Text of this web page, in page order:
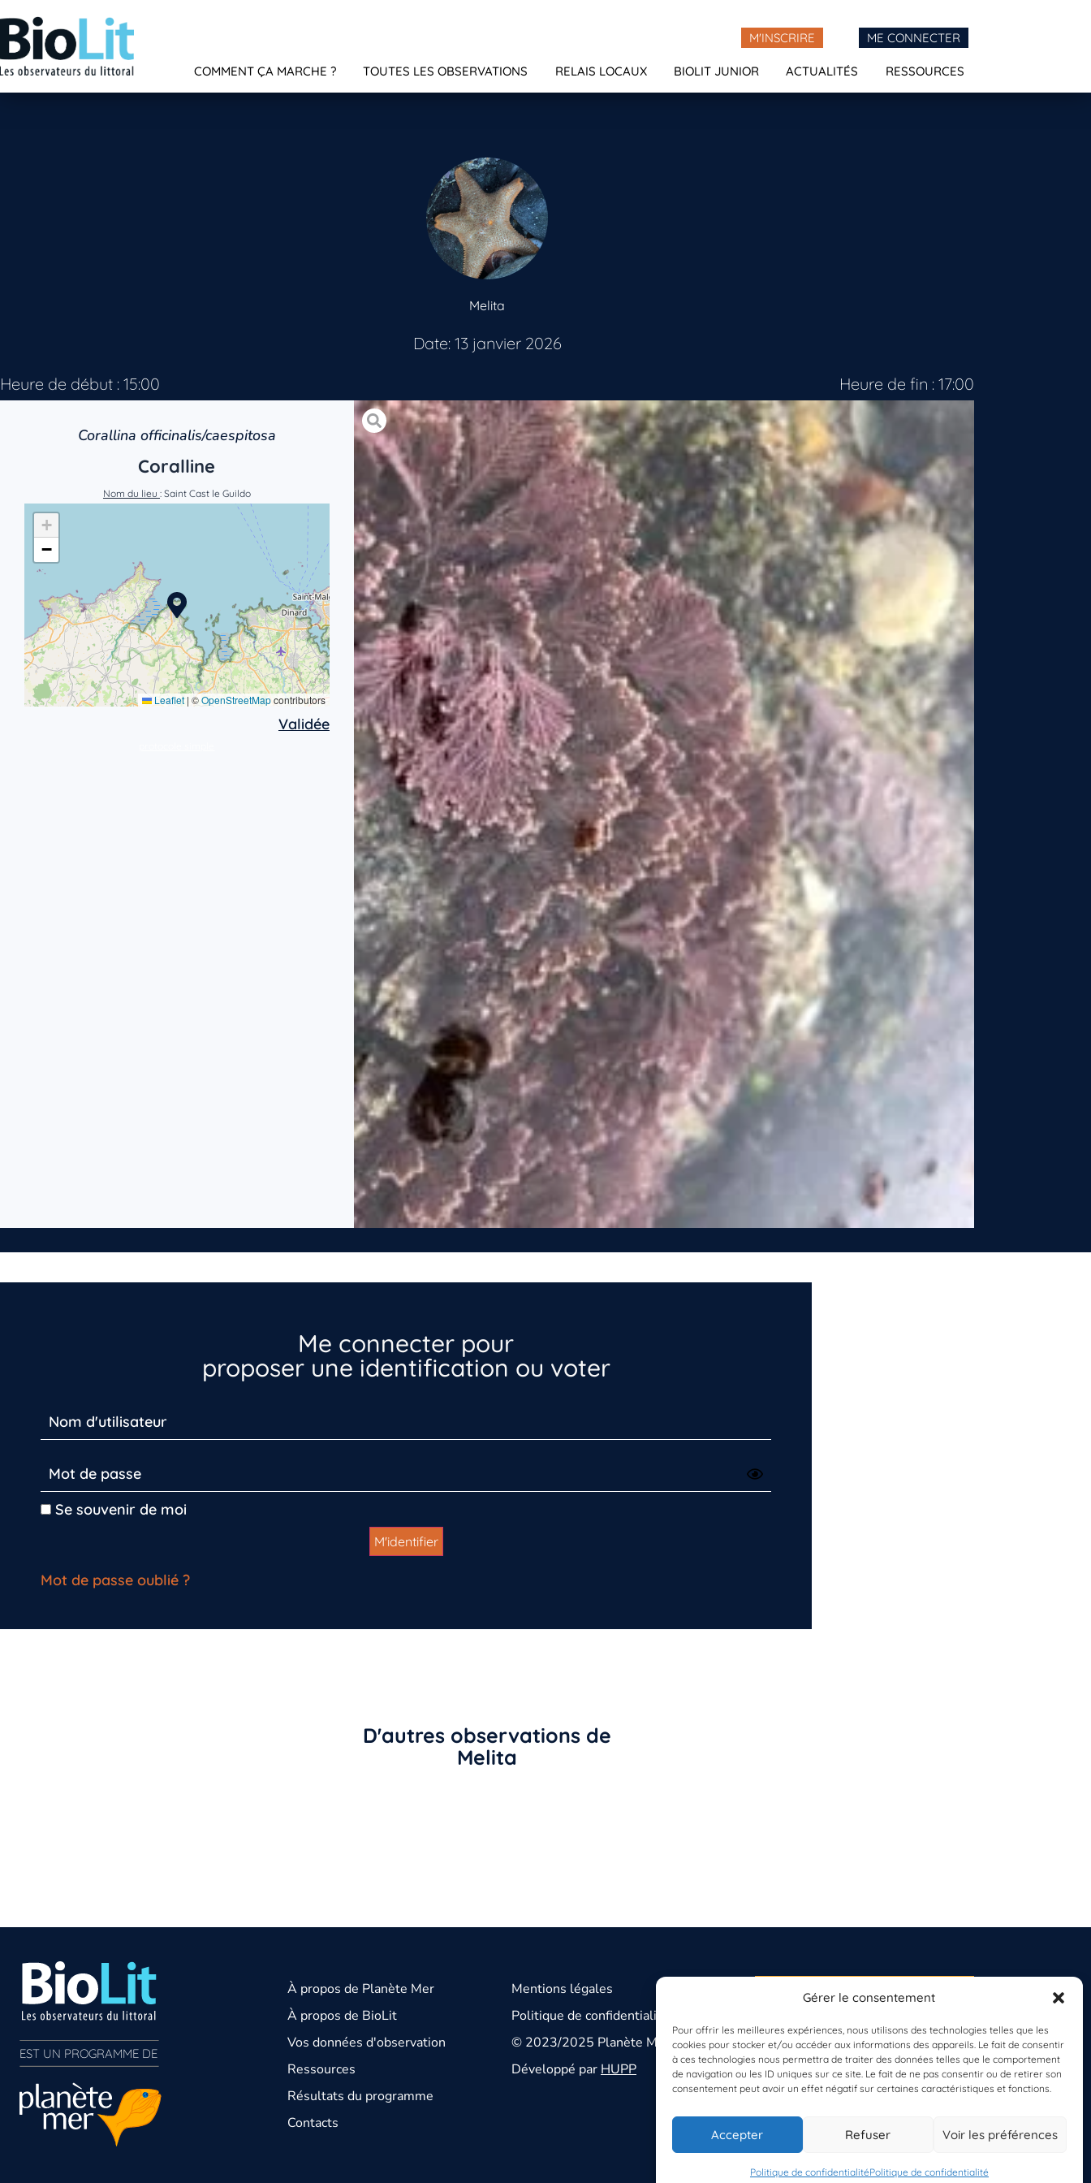
Gérer le consentement
Pour offrir les meilleures expériences, nous utilisons des technologies telles que les
cookies pour stocker et/ou accéder aux informations des appareils. Le fait de consentir
à ces technologies nous permettra de traiter des données telles que le comportement
de navigation ou les ID uniques sur ce site. Le fait de ne pas consentir ou de retirer son
consentement peut avoir un effet négatif sur certaines caractéristiques et fonctions.
Accepter Refuser Voir les préférences
Politique de confidentialitéPolitique de confidentialité
M'INSCRIRE ME CONNECTER
COMMENT ÇA MARCHE ? TOUTES LES OBSERVATIONS RELAIS LOCAUX BIOLIT JUNIOR ACTUALITÉS RESSOURCES
Melita
Date: 13 janvier 2026
Heure de début : 15:00
Heure de fin : 17:00
Corallina officinalis/caespitosa
Coralline
Nom du lieu : Saint Cast le Guildo
+
−
Leaflet | ©OpenStreetMapcontributors
Validée
Me connecter pour
proposer une identification ou voter
Se souvenir de moi
Mot de passe oublié ?
D'autres observations de
Melita
EST UN PROGRAMME DE
À propos de Planète Mer
À propos de BioLit
Vos données d'observation
Ressources
Résultats du programme
Contacts
Mentions légales
Politique de confidentialité
© 2023/2025 Planète Mer
Développé par HUPP
S'INSCRIRE À LA
PLANÈTE MER